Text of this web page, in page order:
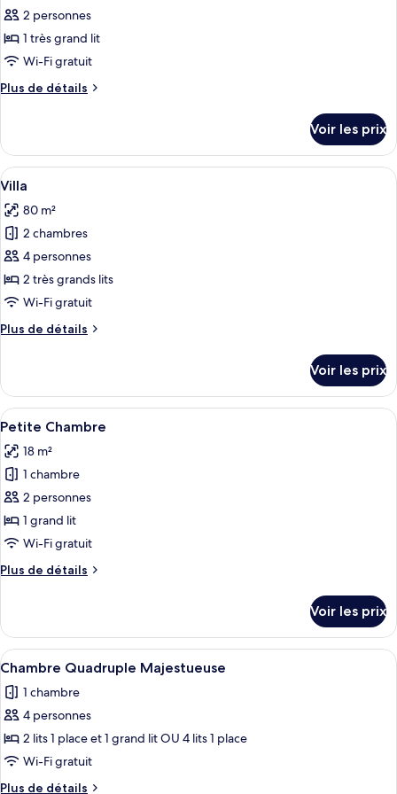
pour
ce
type
chambre :
Prestige
2 personnes
1 très grand lit
Wi-Fi gratuit
Plus de détails
Plus
le
type
de
Chambre
double
Voir les prix
Afficher
toutes
les
photos
pour
ce
type
chambre :
Un lit bien fait, avec un ours en
4
Villa
80 m²
2 chambres
4 personnes
2 très grands lits
Wi-Fi gratuit
Plus de détails
Plus
le
type
de
Villa
Voir les prix
Afficher
toutes
les
photos
pour
ce
type
chambre :
Une pièce comprenant un lit, une
4
Petite Chambre
18 m²
1 chambre
2 personnes
1 grand lit
Wi-Fi gratuit
Plus de détails
Plus
le
type
de
Petite
Chambre
Voir les prix
Afficher
toutes
les
photos
pour
ce
type
Une chambre avec un grand lit, un
4
Chambre Quadruple Majestueuse
1 chambre
4 personnes
2 lits 1 place et 1 grand lit OU 4 lits 1 place
Wi-Fi gratuit
Plus de détails
Plus